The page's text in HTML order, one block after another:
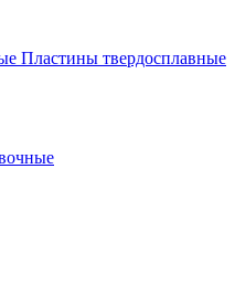
Пластины твердосплавные